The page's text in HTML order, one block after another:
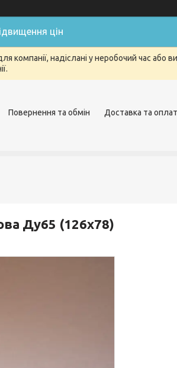
цін
надіслані у неробочий час або
Повернення та обмін Доставка та
Ду65 (126х78)